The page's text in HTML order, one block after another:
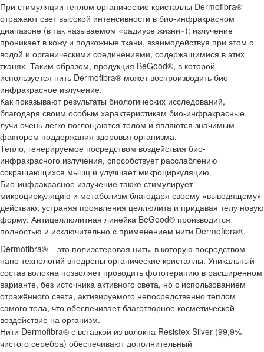
При стимуляции теплом органические кристаллы Dermofibra®
отражают свет высокой интенсивности в био-инфракрасном
диапазоне (в так называемом «радиусе жизни»); излучение
проникает в кожу и подкожные ткани, взаимодействуя при этом с
водой и органическими соединениями, содержащимися в этих
тканях. Таким образом, продукция BeGood®, в которой
используется нить Dermofibra® может воспроизводить био-
инфракрасное излучение.
Как показывают результаты биологических исследований,
благодаря своим особым характеристикам био-инфракрасные
лучи очень легко поглощаются телом и являются значимым
фактором поддержания здоровья организма.
Тепло, генерируемое посредством воздействия био-
инфракрасного излучения, способствует расслаблению
сокращающихся мышц и улучшает микроциркуляцию.
Био-инфракрасное излучение также стимулирует
микроциркуляцию и метаболизм благодаря своему «выводящему»
действию, устраняя проявления целлюлита и придавая телу новую
форму. Антицеллюлитная линейка BeGood® производится
полностью и исключительно с применением нити Dermofibra®.
Dermofibra® – это полиэстеровая нить, в которую посредством
нано технологий внедрены органические кристаллы. Уникальный
состав волокна позволяет проводить фототерапию в расширенном
варианте, без источника активного света, но с использованием
отражённого света, активируемого непосредственно теплом
самого тела, что обеспечивает благотворное косметической
воздействие на организм.
Нити Dermofibra® с вставкой из волокна Resistex Silver (99,9%
чистого серебра) обеспечивают дополнительный